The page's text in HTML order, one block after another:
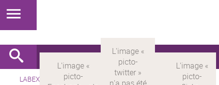
LABEX > LABEX MILYON Version française Ressources